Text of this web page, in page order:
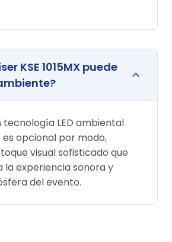
KSE 1015MX puede
tecnología LED ambiental
opcional por modo,
visual sofisticado que
experiencia sonora y
del evento.